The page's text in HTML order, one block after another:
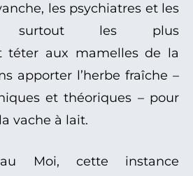
les psychiatres et les
surtout les plus
téter aux mamelles de la
apporter l’herbe fraîche –
et théoriques – pour
vache à lait.
Moi, cette instance